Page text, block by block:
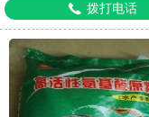
拨打电话